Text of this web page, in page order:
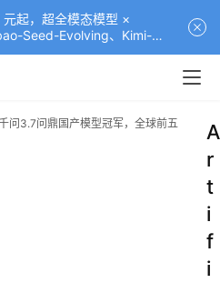
起，超全模态模型 ×
Seed-Evolving、Kimi-
问3.7问鼎国产模型冠军，全球前五
A
r
t
i
f
i